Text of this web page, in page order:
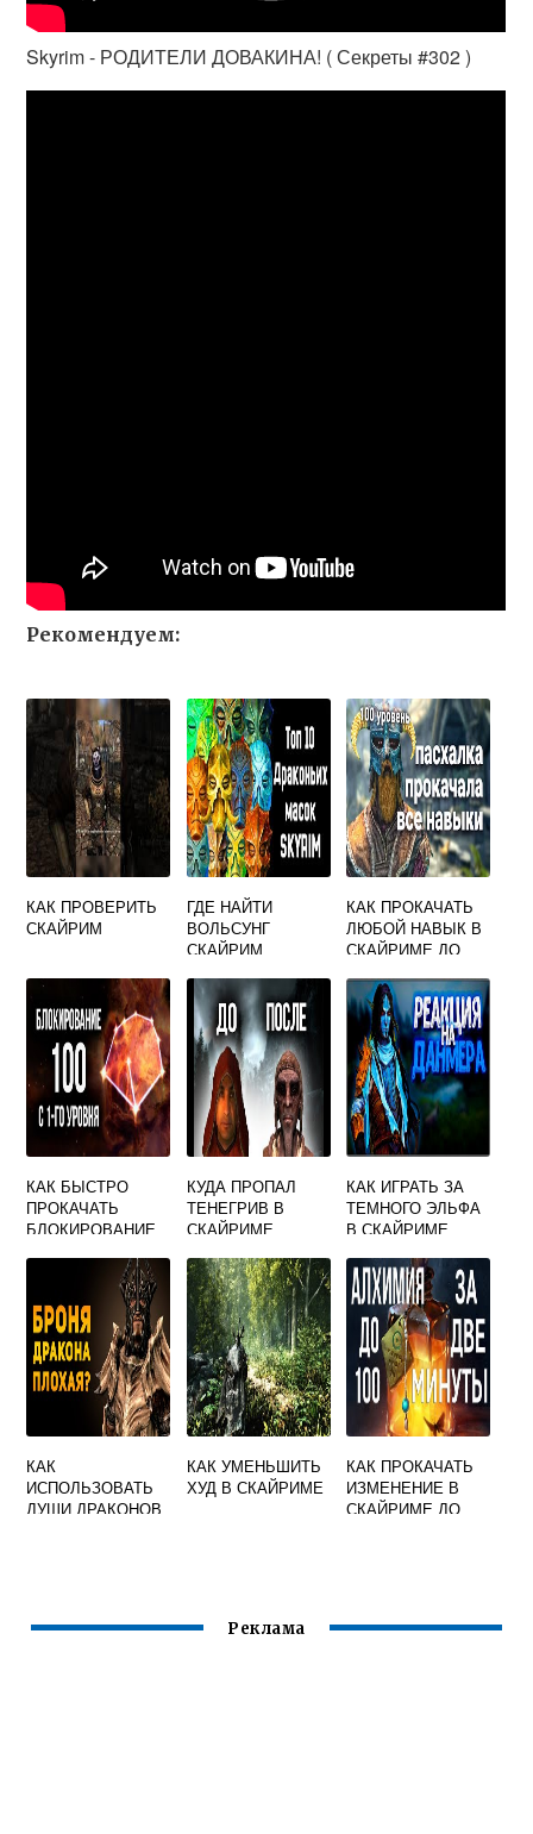
Skyrim - РОДИТЕЛИ ДОВАКИНА! ( Секреты #302 )
Рекомендуем:
КАК ПРОВЕРИТЬ
СКАЙРИМ
ГДЕ НАЙТИ
ВОЛЬСУНГ
СКАЙРИМ
КАК ПРОКАЧАТЬ
ЛЮБОЙ НАВЫК В
СКАЙРИМЕ ДО
КАК БЫСТРО
ПРОКАЧАТЬ
БЛОКИРОВАНИЕ
КУДА ПРОПАЛ
ТЕНЕГРИВ В
СКАЙРИМЕ
КАК ИГРАТЬ ЗА
ТЕМНОГО ЭЛЬФА
В СКАЙРИМЕ
КАК
ИСПОЛЬЗОВАТЬ
ДУШИ ДРАКОНОВ
КАК УМЕНЬШИТЬ
ХУД В СКАЙРИМЕ
КАК ПРОКАЧАТЬ
ИЗМЕНЕНИЕ В
СКАЙРИМЕ ДО
Реклама